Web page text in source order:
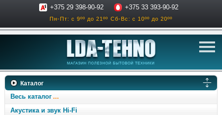
+375 29 398-90-92 +375 33 393-90-92
Пн-Пт: с 9ºº до 21ºº Сб-Вс: с 10ºº до 20ºº
телевизоры
Каталог
Весь каталог
Акустика и звук Hi-Fi